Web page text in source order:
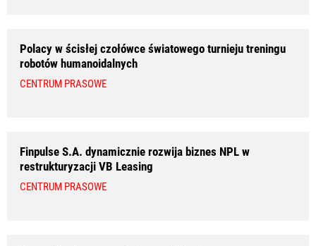
Polacy w ścisłej czołówce światowego turnieju treningu
robotów humanoidalnych
CENTRUM PRASOWE
Finpulse S.A. dynamicznie rozwija biznes NPL w
restrukturyzacji VB Leasing
CENTRUM PRASOWE